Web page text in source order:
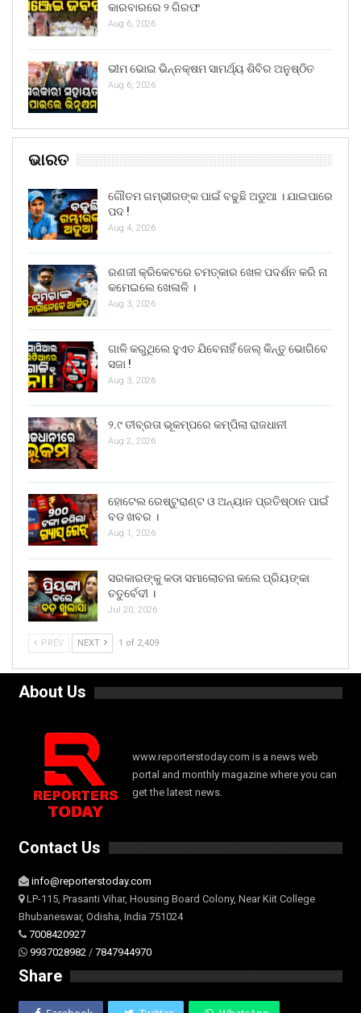
କାରବାରରେ ୨ ଗିରଫ
Aug 6, 2026
ଭୀମ ଭୋଇ ଭିନ୍ନକ୍ଷମ ସାମର୍ଥ୍ୟ ଶିବିର ଅନୁଷ୍ଠିତ
Aug 6, 2026
ଭାରତ
ଗୌତମ ଗମ୍ଭୀରଙ୍କ ପାଇଁ ବଢୁଛି ଅଡୁଆ । ଯାଇପାରେ
ପଦ !
Aug 4, 2026
ରଣଜୀ କ୍ରିକେଟରେ ଚମତ୍କାର ଖେଳ ପଦର୍ଶନ କରି ନା
କମେଇଲେ ଖେଳାଳି ।
Aug 3, 2026
ଗାଳି କରୁଥିଲେ ହୁଏତ ଯିବେନାହିଁ ଜେଲ୍ କିନ୍ତୁ ଭୋଗିବେ
ସଜା !
Aug 3, 2026
୨.୯ ତୀବ୍ରତା ଭୂକମ୍ପରେ କମ୍ପିଲା ରାଜଧାନୀ
Aug 2, 2026
ହୋଟେଲ ରେଷ୍ଟୁରାଣ୍ଟ ଓ ଅନ୍ୟାନ ପ୍ରତିଷ୍ଠାନ ପାଇଁ
ବଡ ଖବର ।
Aug 1, 2026
ସରକାରଙ୍କୁ କଡା ସମାଲୋଚନା କଲେ ପ୍ରିୟଙ୍କା
ଚତୁର୍ବେଦୀ ।
Jul 20, 2026
PREV NEXT 1 of 2,409
About Us
www.reporterstoday.com is a news web
portal and monthly magazine where you can
get the latest news.
Contact Us
info@reporterstoday.com
LP-115, Prasanti Vihar, Housing Board Colony, Near Kiit College
Bhubaneswar, Odisha, India 751024
7008420927
9937028982 / 7847944970
Share